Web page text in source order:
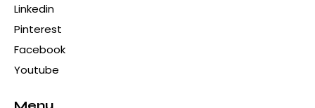
Linkedin
Pinterest
Facebook
Youtube
Menu